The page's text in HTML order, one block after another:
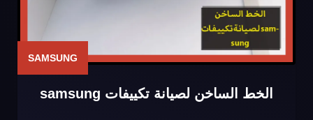
SAMSUNG
الخط الساخن لصيانة تكييفات samsung